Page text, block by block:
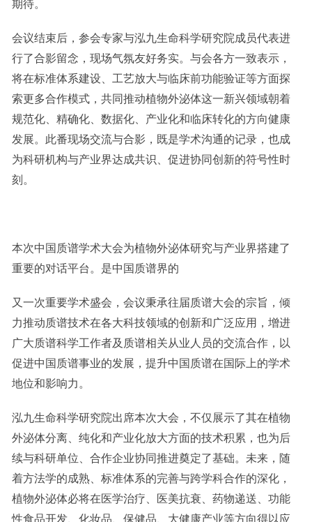
期待。
会议结束后，参会专家与泓九生命科学研究院成员代表进
行了合影留念，现场气氛友好务实。与会各方一致表示，
将在标准体系建设、工艺放大与临床前功能验证等方面探
索更多合作模式，共同推动植物外泌体这一新兴领域朝着
规范化、精确化、数据化、产业化和临床转化的方向健康
发展。此番现场交流与合影，既是学术沟通的记录，也成
为科研机构与产业界达成共识、促进协同创新的符号性时
刻。
本次中国质谱学术大会为植物外泌体研究与产业界搭建了
重要的对话平台。是中国质谱界的
又一次重要学术盛会，会议秉承往届质谱大会的宗旨，倾
力推动质谱技术在各大科技领域的创新和广泛应用，增进
广大质谱科学工作者及质谱相关从业人员的交流合作，以
促进中国质谱事业的发展，提升中国质谱在国际上的学术
地位和影响力。
泓九生命科学研究院出席本次大会，不仅展示了其在植物
外泌体分离、纯化和产业化放大方面的技术积累，也为后
续与科研单位、合作企业协同推进奠定了基础。未来，随
着方法学的成熟、标准体系的完善与跨学科合作的深化，
植物外泌体必将在医学治疗、医美抗衰、药物递送、功能
性食品开发、化妆品、保健品、大健康产业等方向得以应